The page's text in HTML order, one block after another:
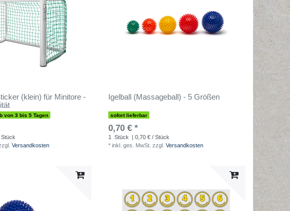
(klein) für Minitore -
von 3 bis 5 Tagen
Stück
Versandkosten
Igelball (Massageball) - 5 Größen
sofort lieferbar
0,70 € *
1 Stück
| 0,70 € / Stück
* inkl. ges. MwSt. zzgl. Versandkosten